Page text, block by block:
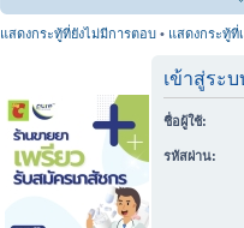
แสดงกระทู้ที่ยังไม่มีการตอบ • แสดงกระทู้ที่
เข้าสู่ระบ
ชื่อผู้ใช้:
รหัสผ่าน: